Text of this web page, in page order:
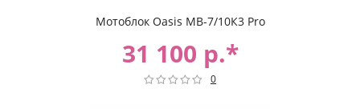
Мотоблок Oasis МВ-7/10К3 Pro
31 100 р.*
0